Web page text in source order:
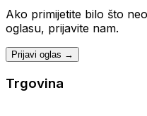
Ako primijetite bilo što
oglasu, prijavite nam.
Prijavi oglas →
Trgovina